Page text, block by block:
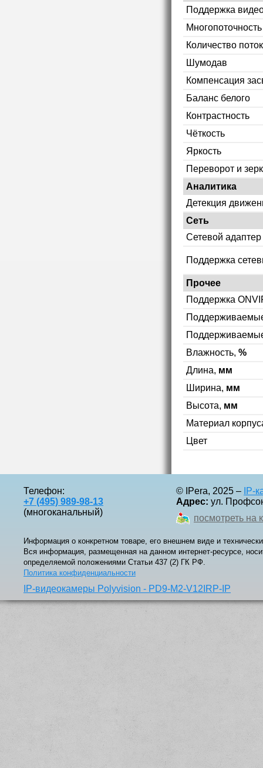
Поддержка
Многопоточность
Количество
Шумодав
Компенсация
Баланс белого
Контрастность
Чёткость
Яркость
Переворот и
Аналитика
Детекция
Сеть
Сетевой адаптер
Поддержка
Прочее
Поддержка
Влажность, %
Длина, мм
Ширина, мм
Высота, мм
Материал
Цвет
Телефон:
+7 (495) 989-98-13
(многоканальный)
© IPera, 2025 – IP-
Адрес: ул.
посмотреть на
Информация о конкретном товаре, его внешнем виде и
Вся информация, размещенная на данном интернет-ресурсе,
определяемой положениями Статьи 437 (2) ГК РФ.
Политика конфиденциальности
IP-видеокамеры Polyvision - PD9-M2-V12IRP-IP